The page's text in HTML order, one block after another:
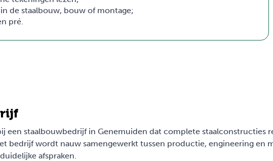
de staalbouw, bouw of montage;
pré.
een staalbouwbedrijf in Genemuiden dat complete staalconstructies
bedrijf wordt nauw samengewerkt tussen productie, engineering en
afspraken.